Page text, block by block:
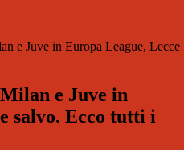
e Juve in Europa League, Lecce
e Juve in
salvo. Ecco tutti i